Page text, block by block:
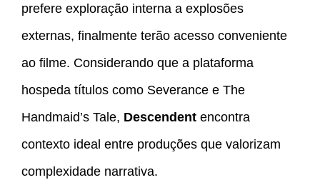
prefere exploração interna a explosões
externas, finalmente terão acesso conveniente
ao filme. Considerando que a plataforma
hospeda títulos como Severance e The
Handmaid’s Tale, Descendent encontra
contexto ideal entre produções que valorizam
complexidade narrativa.